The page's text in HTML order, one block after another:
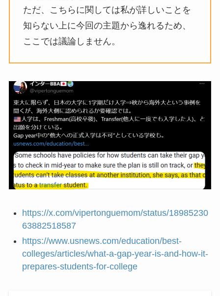
ただ、こちらに関しては私が詳しいことを
知らない上に今回の主題から逸れるため、
ここでは議論しません。
https://x.com/vipertonguemom/status/18985230
63882518587
https://www.usnews.com/education/best-
colleges/articles/what-a-gap-year-is-and-how-it-
prepares-students-for-college